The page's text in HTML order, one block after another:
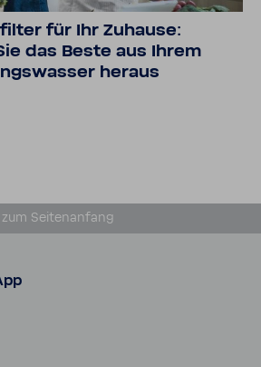
für Ihr Zuhause:
das Beste aus Ihrem
heraus
zum Seiten­an­fang